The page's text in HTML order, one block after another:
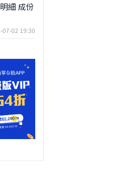
細 成份
07-02 19:30